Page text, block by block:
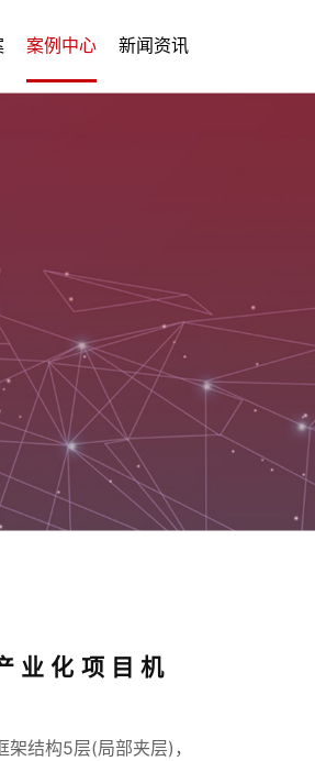
案例中心 新闻资讯
业化项目机
结构5层(局部夹层)，